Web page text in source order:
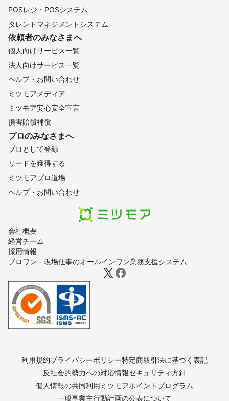
会社概要
経営チーム
採用情報
プロワン - 現場仕事のオールインワン業務支援システム
POSレジ・POSシステム
タレントマネジメントシステム
依頼者のみなさまへ
個人向けサービス一覧
法人向けサービス一覧
ヘルプ・お問い合わせ
ミツモアメディア
ミツモア安心安全宣言
損害賠償補償
プロのみなさまへ
プロとして登録
リードを獲得する
ミツモアプロ道場
ヘルプ・お問い合わせ
利用規約プライバシーポリシー特定商取引法に基づく表記
反社会的勢力への対応情報セキュリティ方針
個人情報の共同利用 ミツモアポイントプログラム
一般事業主行動計画の公表について